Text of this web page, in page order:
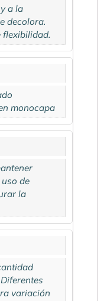
a la
decolora.
flexibilidad.
monocapa
de
la
variación